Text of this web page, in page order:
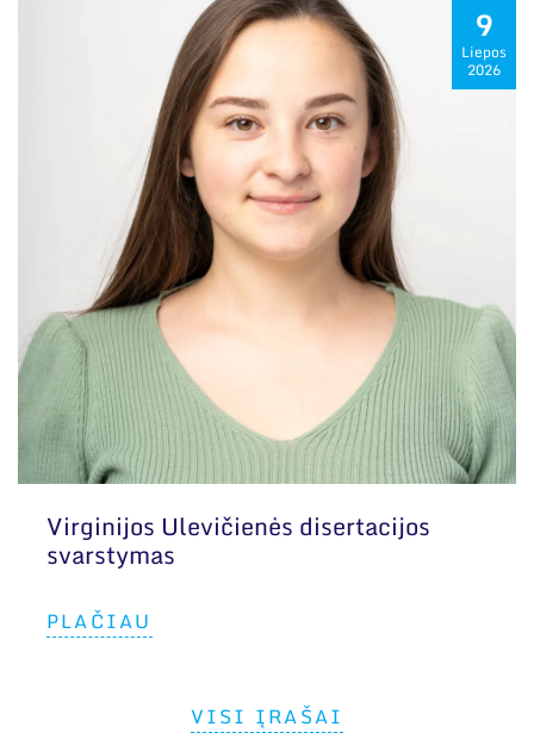
9
Liepos
2026
Virginijos Ulevičienės disertacijos
svarstymas
PLAČIAU
VISI ĮRAŠAI